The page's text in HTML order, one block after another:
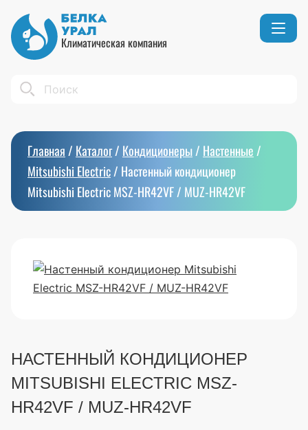
Климатическая компания
Search
Главная / Каталог/ Кондиционеры/ Настенные /
Mitsubishi Electric/ Настенный кондиционер
Mitsubishi Electric MSZ-HR42VF / MUZ-HR42VF
НАСТЕННЫЙ КОНДИЦИОНЕР
MITSUBISHI ELECTRIC MSZ-
HR42VF / MUZ-HR42VF
Кондиционеры
Вентиляция
Тепловое оборудование
Реквизиты
Сертификаты